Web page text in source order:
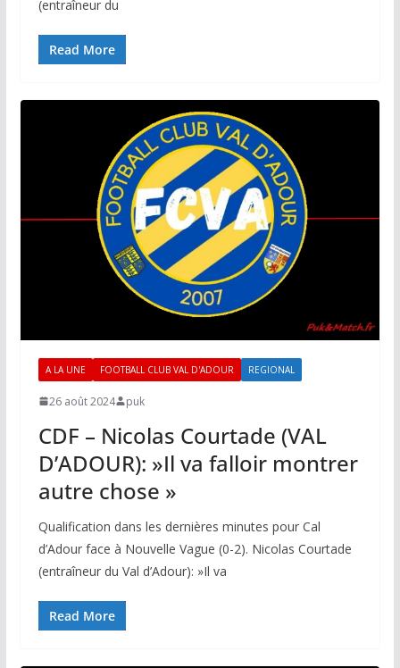
(entraîneur du
Read More
A LA UNE FOOTBALL CLUB VAL D'ADOUR REGIONAL
26 août 2024 puk
CDF – Nicolas Courtade (VAL
D’ADOUR): »Il va falloir montrer
autre chose »
Qualification dans les dernières minutes pour Cal
d’Adour face à Nouvelle Vague (0-2). Nicolas Courtade
(entraîneur du Val d’Adour): »Il va
Read More